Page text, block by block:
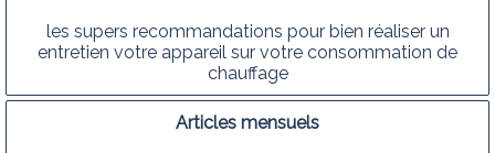
les supers recommandations pour bien réaliser un
entretien votre appareil sur votre consommation de
chauffage
Articles mensuels